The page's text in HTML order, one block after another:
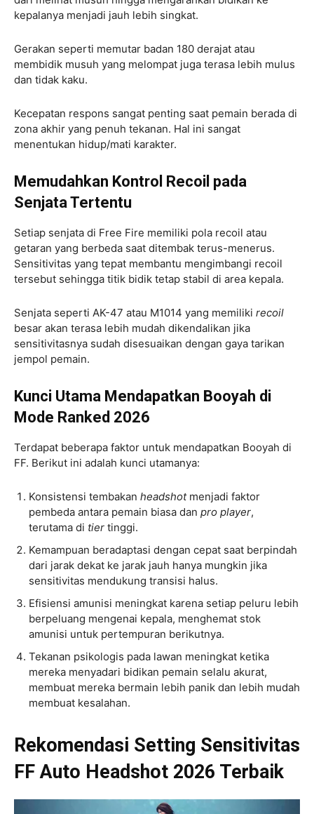
kepalanya menjadi jauh lebih singkat.
Gerakan seperti memutar badan 180 derajat atau
membidik musuh yang melompat juga terasa lebih mulus
dan tidak kaku.
Kecepatan respons sangat penting saat pemain berada di
zona akhir yang penuh tekanan. Hal ini sangat
menentukan hidup/mati karakter.
Memudahkan Kontrol Recoil pada
Senjata Tertentu
Setiap senjata di Free Fire memiliki pola recoil atau
getaran yang berbeda saat ditembak terus-menerus.
Sensitivitas yang tepat membantu mengimbangi recoil
tersebut sehingga titik bidik tetap stabil di area kepala.
Senjata seperti AK-47 atau M1014 yang memiliki recoil
besar akan terasa lebih mudah dikendalikan jika
sensitivitasnya sudah disesuaikan dengan gaya tarikan
jempol pemain.
Kunci Utama Mendapatkan Booyah di
Mode Ranked 2026
Terdapat beberapa faktor untuk mendapatkan Booyah di
FF. Berikut ini adalah kunci utamanya:
Konsistensi tembakan headshot menjadi faktor
pembeda antara pemain biasa dan pro player,
terutama di tier tinggi.
Kemampuan beradaptasi dengan cepat saat berpindah
dari jarak dekat ke jarak jauh hanya mungkin jika
sensitivitas mendukung transisi halus.
Efisiensi amunisi meningkat karena setiap peluru lebih
berpeluang mengenai kepala, menghemat stok
amunisi untuk pertempuran berikutnya.
Tekanan psikologis pada lawan meningkat ketika
mereka menyadari bidikan pemain selalu akurat,
membuat mereka bermain lebih panik dan lebih mudah
membuat kesalahan.
Rekomendasi Setting Sensitivitas
FF Auto Headshot 2026 Terbaik